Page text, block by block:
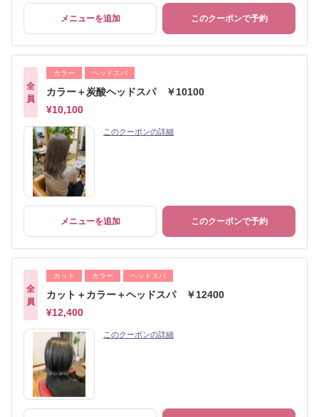
メニューを追加 このクーポンで予約
全
員
カラー ヘッドスパ
カラー＋炭酸ヘッドスパ ￥10100
¥10,100
このクーポンの詳細
メニューを追加 このクーポンで予約
全
員
カット カラー ヘッドスパ
カット＋カラー＋ヘッドスパ ￥12400
¥12,400
このクーポンの詳細